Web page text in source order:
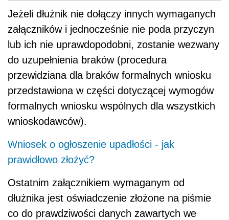
Jeżeli dłużnik nie dołączy innych wymaganych
załączników i jednocześnie nie poda przyczyn
lub ich nie uprawdopodobni, zostanie wezwany
do uzupełnienia braków (procedura
przewidziana dla braków formalnych wniosku
przedstawiona w części dotyczącej wymogów
formalnych wniosku wspólnych dla wszystkich
wnioskodawców).
Wniosek o ogłoszenie upadłości - jak
prawidłowo złożyć?
Ostatnim załącznikiem wymaganym od
dłużnika jest oświadczenie złożone na piśmie
co do prawdziwości danych zawartych we